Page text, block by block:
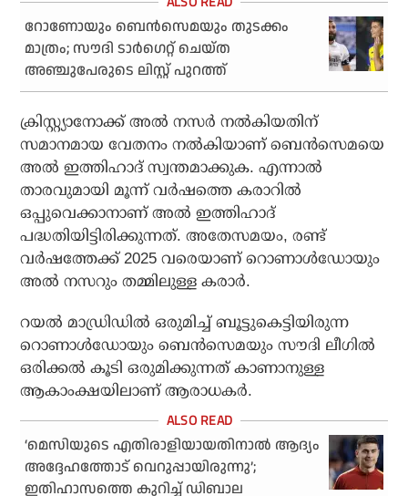
റോണോയും ബെന്‍സെമയും തുടക്കം
മാത്രം; സൗദി ടാര്‍ഗെറ്റ് ചെയ്ത
അഞ്ചുപേരുടെ ലിസ്റ്റ് പുറത്ത്
ക്രിസ്റ്റ്യാനോക്ക് അല്‍ നസര്‍ നല്‍കിയതിന്
സമാനമായ വേതനം നല്‍കിയാണ് ബെന്‍സെമയെ
അല്‍ ഇത്തിഹാദ് സ്വന്തമാക്കുക. എന്നാല്‍
താരവുമായി മൂന്ന് വര്‍ഷത്തെ കരാറില്‍
ഒപ്പുവെക്കാനാണ് അല്‍ ഇത്തിഹാദ്
പദ്ധതിയിട്ടിരിക്കുന്നത്. അതേസമയം, രണ്ട്
വര്‍ഷത്തേക്ക് 2025 വരെയാണ് റൊണാള്‍ഡോയും
അല്‍ നസറും തമ്മിലുള്ള കരാര്‍.
റയല്‍ മാഡ്രിഡില്‍ ഒരുമിച്ച് ബൂട്ടുകെട്ടിയിരുന്ന
റൊണാള്‍ഡോയും ബെന്‍സെമയും സൗദി ലീഗില്‍
ഒരിക്കല്‍ കൂടി ഒരുമിക്കുന്നത് കാണാനുള്ള
ആകാംക്ഷയിലാണ് ആരാധകര്‍.
‘മെസിയുടെ എതിരാളിയായതിനാല്‍ ആദ്യം
അദ്ദേഹത്തോട് വെറുപ്പായിരുന്നു’;
ഇതിഹാസത്തെ കുറിച്ച് ഡിബാല